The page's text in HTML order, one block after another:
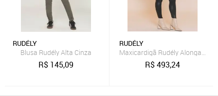
RUDÉLY
Blusa Rudély Alta Cinza
R$ 145,09
RUDÉLY
Maxicardigã Rudély Alongado
R$493,24